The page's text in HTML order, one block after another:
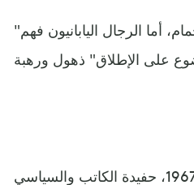
"المرأة اليابانية تعيش في خوف من إصدار أقل صوت في كابينة الحمام، أما الرجال اليابانيون فهم
على الإطلاق" ذهول ورهبة
إيميلي نوثومب كاتبة بلجيكية تكتب بالفرنسية، من مواليد عام 1967، حفيدة الكاتب والسياسي